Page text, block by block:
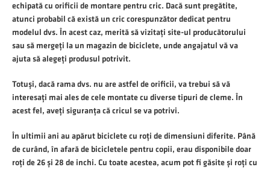
echipată cu orificii de montare pentru cric. Dacă sunt pregătite,
atunci probabil că există un cric corespunzător dedicat pentru
modelul dvs. În acest caz, merită să vizitați site-ul producătorului
sau să mergeți la un magazin de biciclete, unde angajatul vă va
ajuta să alegeți produsul potrivit.
Totuși, dacă rama dvs. nu are astfel de orificii, va trebui să vă
interesați mai ales de cele montate cu diverse tipuri de cleme. În
acest fel, aveți siguranța că cricul se va potrivi.
În ultimii ani au apărut biciclete cu roți de dimensiuni diferite. Până
de curând, în afară de bicicletele pentru copii, erau disponibile doar
roți de 26 și 28 de inchi. Cu toate acestea, acum pot fi găsite și roți cu